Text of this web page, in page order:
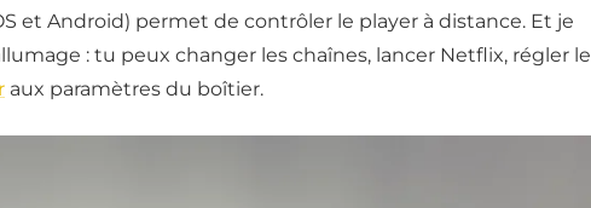
et Android) permet de contrôler le player à distance. Et je
: tu peux changer les chaînes, lancer Netflix, régler le
aux paramètres du boîtier.